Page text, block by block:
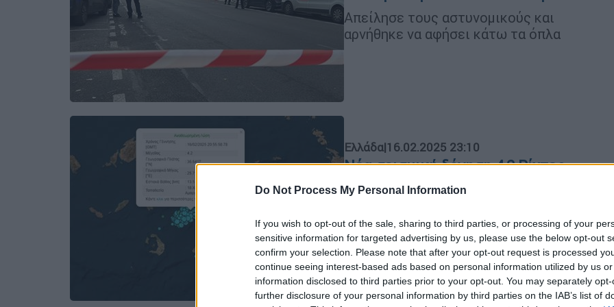
Do Not Process My Personal Information
If you wish to opt-out of the sale, sharing to third parties, or processing of your
sensitive information for targeted advertising by us, please use the below opt-out
confirm your selection. Please note that after your opt-out request is processed
continue seeing interest-based ads based on personal information utilized by us
information disclosed to third parties prior to your opt-out. You may separately
further disclosure of your personal information by third parties on the IAB’s list of
Απείλησε τους αστυνομικούς και
αρνήθηκε να αφήσει κάτω τα όπλα
Ελλάδα|16.02.2025 23:10
Νέα σεισμική δόνηση 4,2 Ρίχτερ
στις Κυκλάδες στις 22:55
18χλμ νότια – νοτιοδυτικά της
Αρκεσίνης Αμοργού